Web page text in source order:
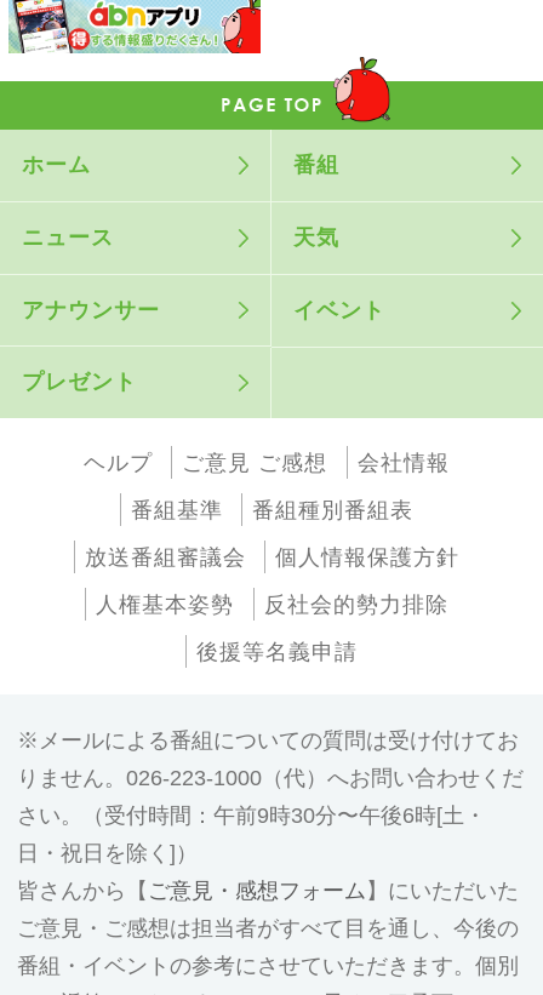
ホーム 番組
ニュース 天気
アナウンサー イベント
プレゼント
ヘルプ ご意見 ご感想
会社情報
番組基準
番組種別番組表
放送番組審議会
個人情報保護方針
人権基本姿勢
反社会的勢力排除
後援等名義申請
メールによる番組についての質問は受け付けてお
りません。026-223-1000（代）へお問い合わせくだ
さい。（受付時間：午前9時30分〜午後6時[土・
日・祝日を除く]）
皆さんから【 ご意見・感想フォーム 】にいただいた
ご意見・ご感想は担当者がすべて目を通し、今後の
番組・イベントの参考にさせていただきます。個別